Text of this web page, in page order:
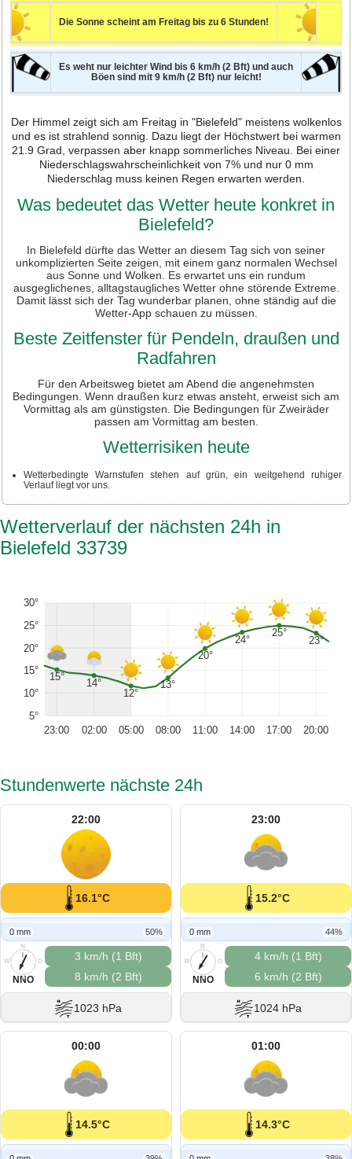
Die Sonne scheint am Freitag bis zu 6 Stunden!
Es weht nur leichter Wind bis 6 km/h (2 Bft) und auch
Böen sind mit 9 km/h (2 Bft) nur leicht!
Der Himmel zeigt sich am Freitag in "Bielefeld" meistens wolkenlos
und es ist strahlend sonnig. Dazu liegt der Höchstwert bei warmen
21.9 Grad, verpassen aber knapp sommerliches Niveau. Bei einer
Niederschlagswahrscheinlichkeit von 7% und nur 0 mm
Niederschlag muss keinen Regen erwarten werden.
Was bedeutet das Wetter heute konkret in
Bielefeld?
In Bielefeld dürfte das Wetter an diesem Tag sich von seiner
unkomplizierten Seite zeigen, mit einem ganz normalen Wechsel
aus Sonne und Wolken. Es erwartet uns ein rundum
ausgeglichenes, alltagstaugliches Wetter ohne störende Extreme.
Damit lässt sich der Tag wunderbar planen, ohne ständig auf die
Wetter-App schauen zu müssen.
Beste Zeitfenster für Pendeln, draußen und
Radfahren
Für den Arbeitsweg bietet am Abend die angenehmsten
Bedingungen. Wenn draußen kurz etwas ansteht, erweist sich am
Vormittag als am günstigsten. Die Bedingungen für Zweiräder
passen am Vormittag am besten.
Wetterrisiken heute
Wetterbedingte Warnstufen stehen auf grün, ein weitgehend ruhiger
Verlauf liegt vor uns.
Wetterverlauf der nächsten 24h in
Bielefeld 33739
5°
10°
15°
20°
25°
30°
15°
14°
12°
13°
20°
24°
25°
23°
23:00 02:00 05:00 08:00 11:00 14:00 17:00 20:00
Stundenwerte nächste 24h
22:00
16.1°C
0 mm 50%
N
O
S
W
NNO
3 km/h (1 Bft)
8 km/h (2 Bft)
1023 hPa
23:00
15.2°C
0 mm 44%
N
O
S
W
NNO
4 km/h (1 Bft)
6 km/h (2 Bft)
1024 hPa
00:00
14.5°C
01:00
14.3°C